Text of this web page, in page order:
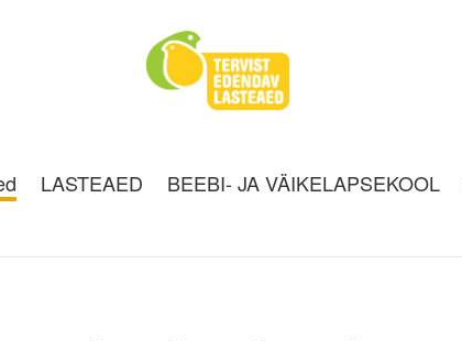
LASTEAED BEEBI- JA VÄIKELAPSEKOOL